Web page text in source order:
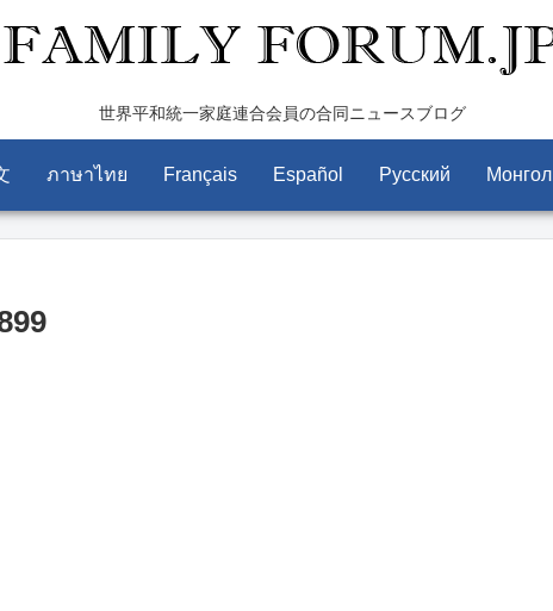
世界平和統一家庭連合会員の合同ニュースブログ
ภาษาไทย Français Español Pусский Монгол